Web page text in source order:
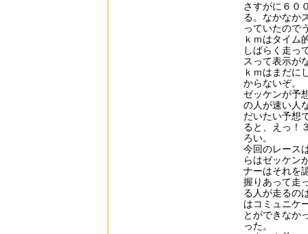
さすがに６０
る。なかなか
っていたので
ｋｍはタイム
しばらく走っ
スって表示が
ｋｍはまだに
からないぞ。
ゼッケンが予
の人が速い人
だいたい予想
ると、えっ！
ろい。
今回のレース
らはゼッケン
ナーはそれを
握りあって走
る人が走るの
はコミュニケ
とができなか
った。